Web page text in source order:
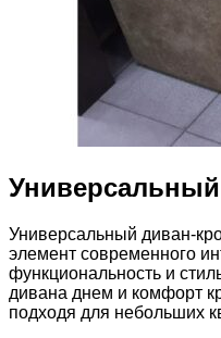
Универсальный диван-
элемент современного
функциональность и
дивана днем и комфорт
подходя для небольших